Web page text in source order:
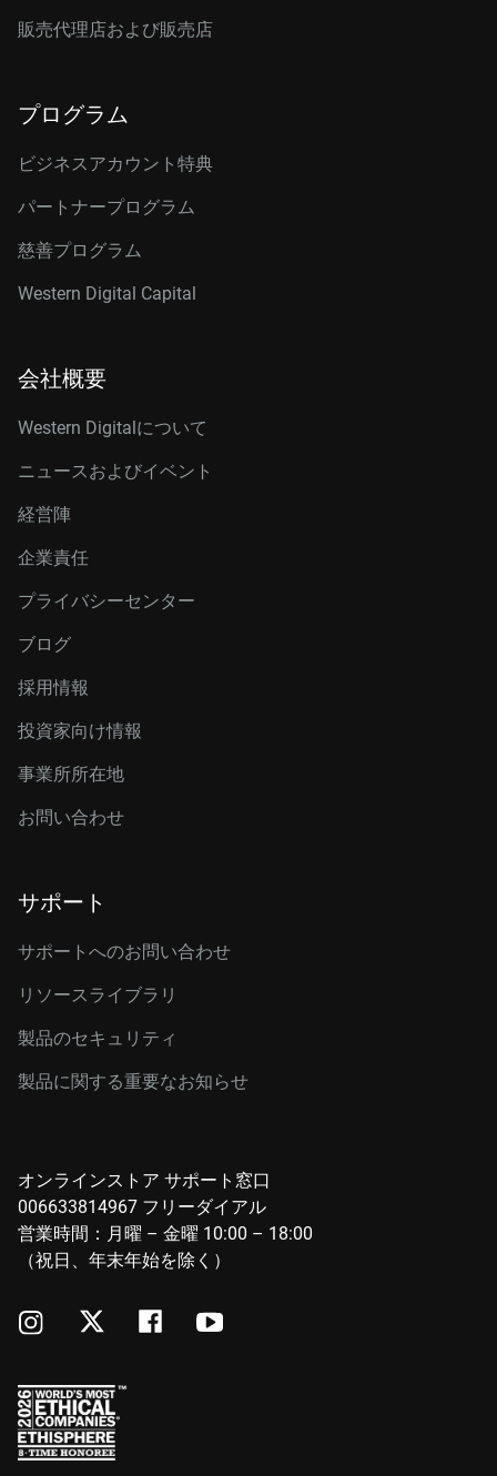
販売代理店および販売店
プログラム
ビジネスアカウント特典
パートナープログラム
慈善プログラム
Western Digital Capital
会社概要
Western Digitalについて
ニュースおよびイベント
経営陣
企業責任
プライバシーセンター
ブログ
採用情報
投資家向け情報
事業所所在地
お問い合わせ
サポート
サポートへのお問い合わせ
リソースライブラリ
製品のセキュリティ
製品に関する重要なお知らせ
オンラインストア サポート窓口
006633814967 フリーダイアル
営業時間：月曜 – 金曜 10:00 – 18:00
（祝日、年末年始を除く）